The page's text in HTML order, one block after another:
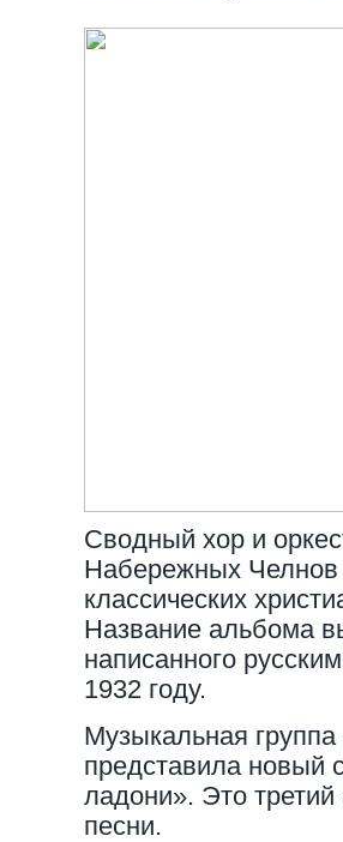
Сводный хор и
Набережных
классических
Название альбома
написанного
1932 году.
Музыкальная
представила новый
ладони». Это
песни.